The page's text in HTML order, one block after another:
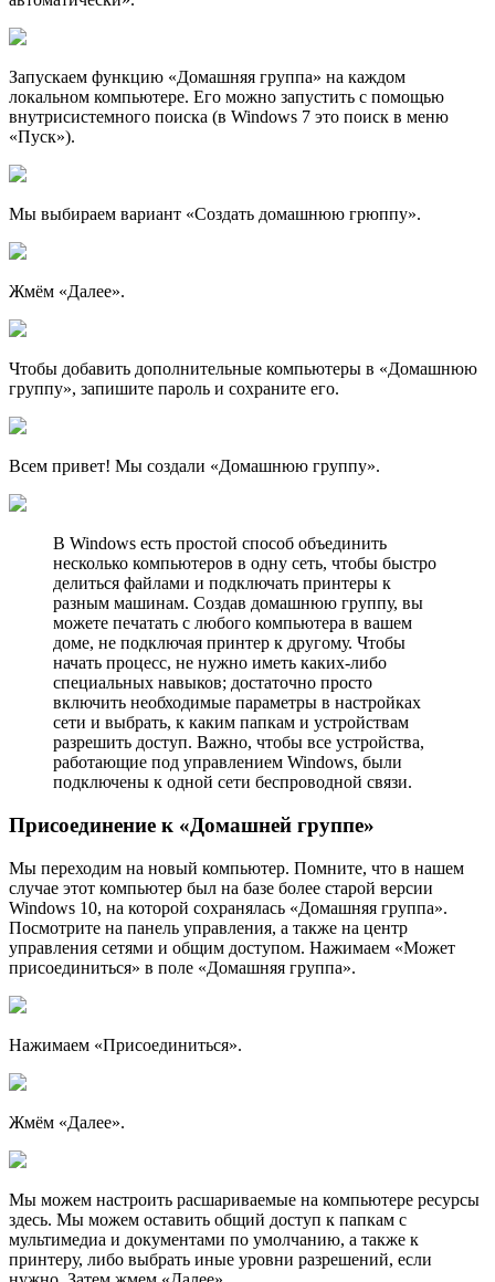
Запускаем функцию «Домашняя группа» на каждом
локальном компьютере. Его можно запустить с помощью
внутрисистемного поиска (в Windows 7 это поиск в меню
«Пуск»).
Мы выбираем вариант «Создать домашнюю грюппу».
Жмём «Далее».
Чтобы добавить дополнительные компьютеры в «Домашнюю
группу», запишите пароль и сохраните его.
Всем привет! Мы создали «Домашнюю группу».
В Windows есть простой способ объединить
несколько компьютеров в одну сеть, чтобы быстро
делиться файлами и подключать принтеры к
разным машинам. Создав домашнюю группу, вы
можете печатать с любого компьютера в вашем
доме, не подключая принтер к другому. Чтобы
начать процесс, не нужно иметь каких-либо
специальных навыков; достаточно просто
включить необходимые параметры в настройках
сети и выбрать, к каким папкам и устройствам
разрешить доступ. Важно, чтобы все устройства,
работающие под управлением Windows, были
подключены к одной сети беспроводной связи.
Присоединение к «Домашней группе»
Мы переходим на новый компьютер. Помните, что в нашем
случае этот компьютер был на базе более старой версии
Windows 10, на которой сохранялась «Домашняя группа».
Посмотрите на панель управления, а также на центр
управления сетями и общим доступом. Нажимаем «Может
присоединиться» в поле «Домашняя группа».
Нажимаем «Присоединиться».
Жмём «Далее».
Мы можем настроить расшариваемые на компьютере ресурсы
здесь. Мы можем оставить общий доступ к папкам с
мультимедиа и документами по умолчанию, а также к
принтеру, либо выбрать иные уровни разрешений, если